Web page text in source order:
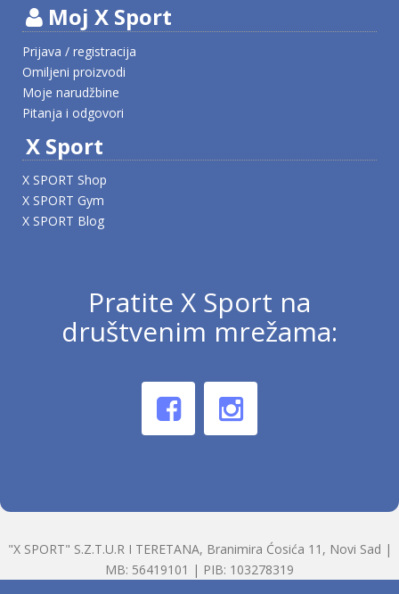
Moj X Sport
Prijava / registracija
Omiljeni proizvodi
Moje narudžbine
Pitanja i odgovori
X Sport
X SPORT Shop
X SPORT Gym
X SPORT Blog
Pratite X Sport na
društvenim mrežama:
"X SPORT" S.Z.T.U.R I TERETANA, Branimira Ćosića 11, Novi Sad |
MB: 56419101 | PIB: 103278319